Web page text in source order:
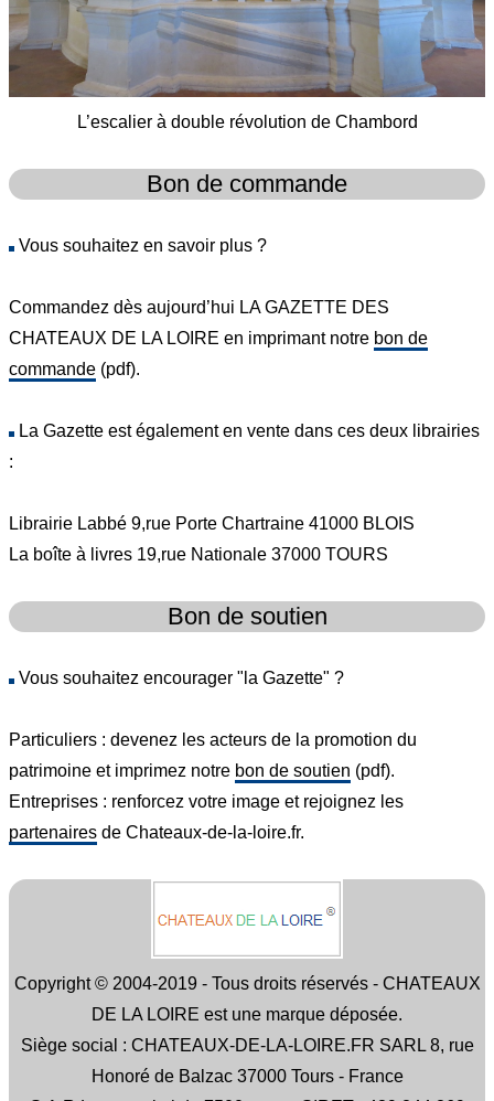
L’escalier à double révolution de Chambord
Bon de commande
Vous souhaitez en savoir plus ?
Commandez dès aujourd’hui LA GAZETTE DES
CHATEAUX DE LA LOIRE en imprimant notre bon de
commande (pdf).
La Gazette est également en vente dans ces deux librairies
:
Librairie Labbé 9,rue Porte Chartraine 41000 BLOIS
La boîte à livres 19,rue Nationale 37000 TOURS
Bon de soutien
Vous souhaitez encourager "la Gazette" ?
Particuliers : devenez les acteurs de la promotion du
patrimoine et imprimez notre bon de soutien (pdf).
Entreprises : renforcez votre image et rejoignez les
partenaires de Chateaux-de-la-loire.fr.
Copyright © 2004-2019 - Tous droits réservés - CHATEAUX
DE LA LOIRE est une marque déposée.
Siège social : CHATEAUX-DE-LA-LOIRE.FR SARL 8, rue
Honoré de Balzac 37000 Tours - France